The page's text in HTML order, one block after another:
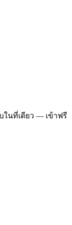
ในที่เดียว — เข้าฟรี